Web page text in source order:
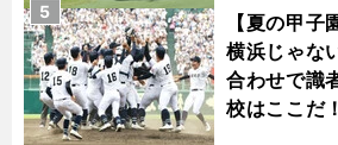
【夏の甲
横浜じゃな
合わせで識
校はここだ！
5